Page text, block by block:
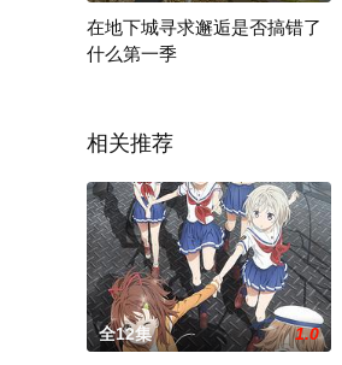
在地下城寻求邂逅是否搞错了
什么第一季
相关推荐
全12集 1.0